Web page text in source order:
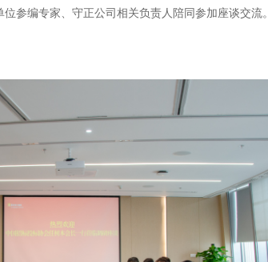
参编专家、守正公司相关负责人陪同参加座谈交流。